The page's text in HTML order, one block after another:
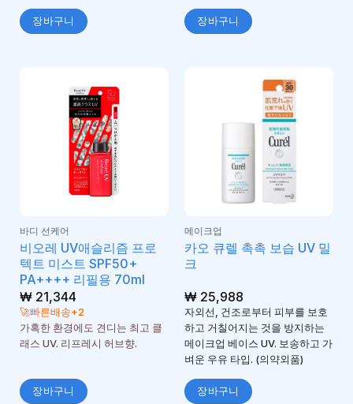
장바구니 장바구니
바디 선케어
비오레 UV애슬리즘 프로
텍트 미스트 SPF50+
PA++++ 리필용 70ml
₩21,344
🚀빠른배송+2
가혹한 환경에도 견디는 최고 클
래스 UV. 리프레시 허브향.
장바구니
메이크업
카오 큐렐 촉촉 보습 UV 밀
크
₩25,988
자외선, 건조로부터 피부를 보호
하고 거칠어지는 것을 방지하는
메이크업 베이스 UV. 보송하고 가
벼운 우유 타입. (의약외품)
장바구니